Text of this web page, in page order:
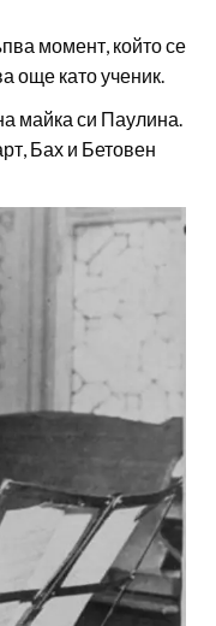
момент, който се
още като ученик.
майка си Паулина.
Бах и Бетовен